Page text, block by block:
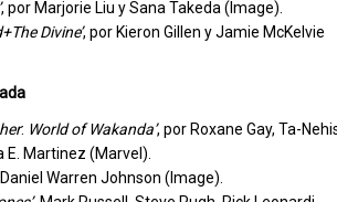
, por Marjorie Liu y Sana Takeda (Image).
Divine’, por Kieron Gillen y Jamie McKelvie
: World of Wakanda’, por Roxane Gay, Ta-
E. Martinez (Marvel).
Warren Johnson (Image).